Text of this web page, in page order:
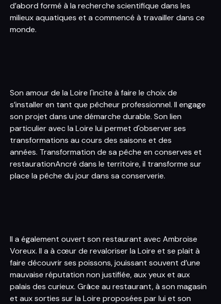
d’abord formé à la recherche scientifique dans les
milieux aquatiques et a commencé à travailler dans ce
monde.
Son amour de la Loire l'incite à faire le choix de
s’installer en tant que pêcheur professionnel. Il engage
son projet dans une démarche durable. Son lien
particulier avec la Loire lui permet d'observer ses
transformations au cours des saisons et des
années. Transformation de sa pêche en conserves et
restaurationAncré dans le territoire, il transforme sur
place la pêche du jour dans sa conserverie.
Il a également ouvert son restaurant avec Ambroise
Voreux. Il a à cœur de revaloriser la Loire et se plait à
faire découvrir ses poissons, jouissant souvent d’une
mauvaise réputation non justifiée, aux yeux et aux
palais des curieux. Grâce au restaurant, à son magasin
et aux sorties sur la Loire proposées par lui et son